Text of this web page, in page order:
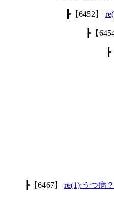
┣【6452】
┣【
┣【6467】 re(1):うつ病？